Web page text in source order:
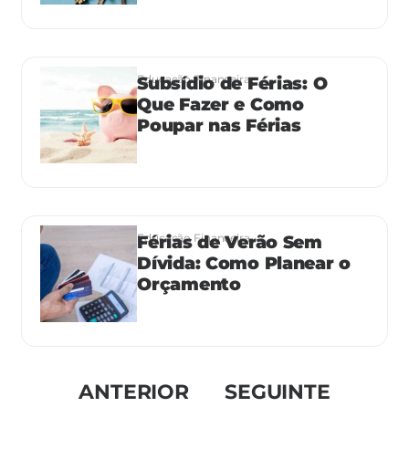
Educação Financeira
Subsídio de Férias: O
Que Fazer e Como
Poupar nas Férias
Educação Financeira
Férias de Verão Sem
Dívida: Como Planear o
Orçamento
ANTERIOR SEGUINTE